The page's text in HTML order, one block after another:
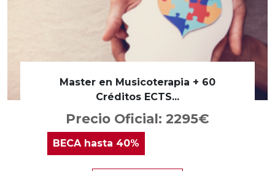
Master en Musicoterapia + 60
Créditos ECTS...
Precio Oficial: 2295€
BECA hasta 40%